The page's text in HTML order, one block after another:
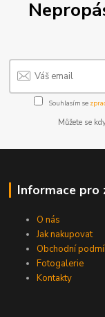
Souhlasím se
Můžete se
Informace pro
O nás
Jak nakupovat
Obchodní
Fotogalerie
Kontakty